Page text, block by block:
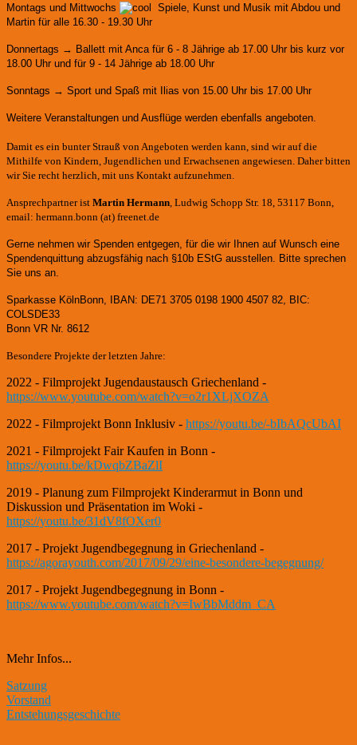
Montags und Mittwochs
Spiele, Kunst und Musik mit Abdou und
Martin für alle 16.30 - 19.30 Uhr
Donnertags → Ballett mit Anca für 6 - 8 Jährige ab 17.00 Uhr bis kurz vor
18.00 Uhr und für 9 - 14 Jährige ab 18.00 Uhr
Sonntags → Sport und Spaß mit Ilias von 15.00 Uhr bis 17.00 Uhr
Weitere Veranstaltungen und Ausflüge werden ebenfalls angeboten.
Damit es ein bunter Strauß von Angeboten werden kann, sind wir auf die
Mithilfe von Kindern, Jugendlichen und Erwachsenen angewiesen. Daher bitten
wir Sie recht herzlich, mit uns Kontakt aufzunehmen.
Ansprechpartner ist Martin Hermann , Ludwig Schopp Str. 18, 53117 Bonn,
email: hermann.bonn (at) freenet.de
Gerne nehmen wir Spenden entgegen, für die wir Ihnen auf Wunsch eine
Spendenquittung abzugsfähig nach §10b EStG ausstellen. Bitte sprechen
Sie uns an.
Sparkasse KölnBonn, IBAN: DE71 3705 0198 1900 4507 82, BIC:
COLSDE33
Bonn VR Nr. 8612
Besondere Projekte der letzten Jahre:
2022 - Filmprojekt Jugendaustausch Griechenland -
https://www.youtube.com/watch?v=o2r1XLjXOZA
2022 - Filmprojekt Bonn Inklusiv - https://youtu.be/-bIbAQcUbAI
2021 - Filmprojekt Fair Kaufen in Bonn -
https://youtu.be/kDwqbZBaZlI
2019 - Planung zum Filmprojekt Kinderarmut in Bonn und
Diskussion und Präsentation im Woki -
https://youtu.be/31dV8fOXer0
2017 - Projekt Jugendbegegnung in Griechenland -
https://agorayouth.com/2017/09/29/eine-besondere-begegnung/
2017 - Projekt Jugendbegegnung in Bonn -
https://www.youtube.com/watch?v=IwBbMddm_CA
Mehr Infos...
Satzung
Vorstand
Entstehungsgeschichte